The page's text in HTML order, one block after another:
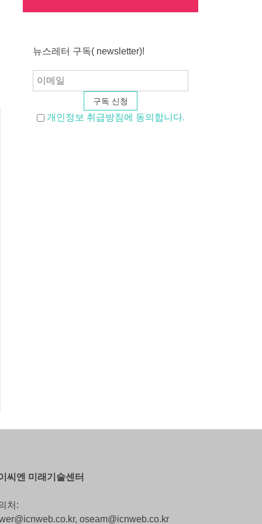
뉴스레터 구독( newsletter)!
개인정보 취급방침에 동의합니다.
씨엔 미래기술센터
처:
oseam@icnweb.co.kr